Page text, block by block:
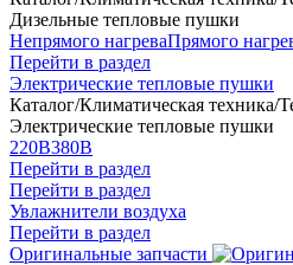
Дизельные тепловые пушки
Непрямого нагреваПрямого
Перейти в раздел
Электрические тепловые пушки
Каталог/Климатическая техника/
Электрические тепловые пушки
220В380В
Перейти в раздел
Перейти в раздел
Увлажнители воздуха
Перейти в раздел
Оригинальные запчасти